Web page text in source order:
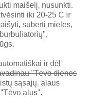
maišelį, nusunkti.
iki 20-25 C ir
suberti mieles,
ir dėl
"Tėvo dienos
sąsajų, alaus
alus".